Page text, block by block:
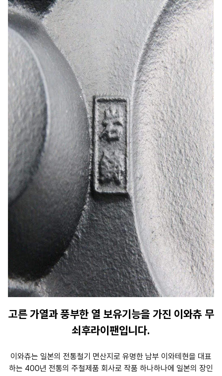
고른 가열과 풍부한 열 보유기능을 가진 이와츄 무
쇠후라이팬입니다.
이와츄는 일본의 전통철기 면산지로 유명한 남부 이와테현을 대표
하는 400년 전통의 주철제품 회사로 작품 하나하나에 일본의 장인